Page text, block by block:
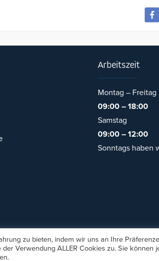
Arbeitszeit
Montag – Freitag
09:00 – 18:00
Samstag
09:00 – 12:00
Sonntags haben
- Inh. Necmi Kucukakyuz, Alle Rechte
zu bieten, indem wir uns an Ihre
Verwendung ALLER Cookies zu. Sie können